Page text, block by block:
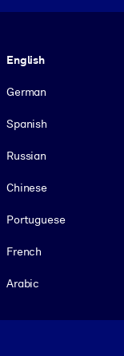
English
German
Spanish
Russian
Chinese
Portuguese
French
Arabic